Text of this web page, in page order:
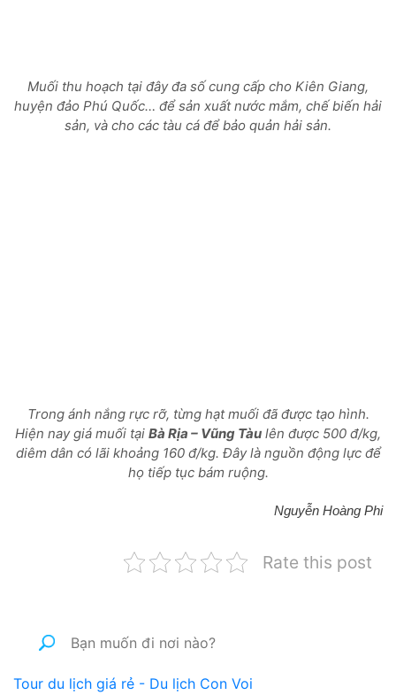
Muối thu hoạch tại đây đa số cung cấp cho Kiên Giang,
huyện đảo Phú Quốc… để sản xuất nước mắm, chế biến hải
sản, và cho các tàu cá để bảo quản hải sản.
Trong ánh nắng rực rỡ, từng hạt muối đã được tạo hình.
Hiện nay giá muối tại Bà Rịa – Vũng Tàu lên được 500 đ/kg,
diêm dân có lãi khoảng 160 đ/kg. Đây là nguồn động lực để
họ tiếp tục bám ruộng.
Nguyễn Hoàng Phi
Rate this post
Tour du lịch giá rẻ - Du lịch Con Voi